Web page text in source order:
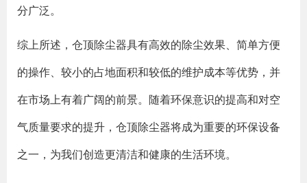
分广泛。
综上所述，仓顶除尘器具有高效的除尘效果、简单方便
的操作、较小的占地面积和较低的维护成本等优势，并
在市场上有着广阔的前景。随着环保意识的提高和对空
气质量要求的提升，仓顶除尘器将成为重要的环保设备
之一，为我们创造更清洁和健康的生活环境。